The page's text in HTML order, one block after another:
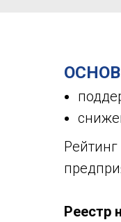
Реестр